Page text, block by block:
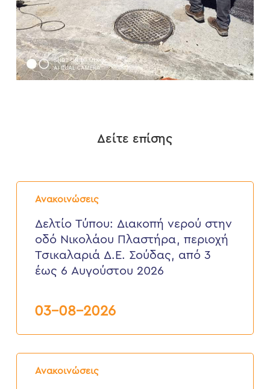
Δείτε επίσης
Ανακοινώσεις
Δελτίο
Τύπου:
νερού
στην
Νικολάου
Πλαστήρα,
περιοχή
Σούδας,
έως
2026
Δελτίο Τύπου: Διακοπή νερού στην
οδό Νικολάου Πλαστήρα, περιοχή
Τσικαλαριά Δ.Ε. Σούδας, από 3
έως 6 Αυγούστου 2026
03-08-2026
Ανακοινώσεις
Δελτίο
Τύπου: